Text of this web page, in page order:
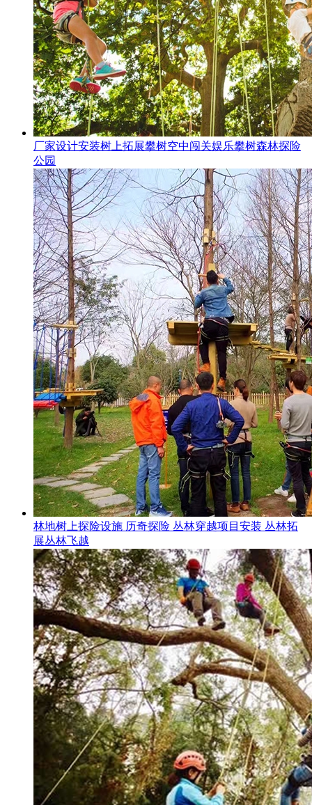
厂家设计安装树上拓展攀树空中闯关娱乐攀树森林探险
公园
林地树上探险设施 历奇探险 丛林穿越项目安装 丛林拓
展丛林飞越